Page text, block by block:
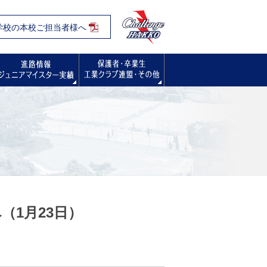
校の本校ご担当者様へ
入試・オープンスクール・学校見学会
進路情報
1月23日）